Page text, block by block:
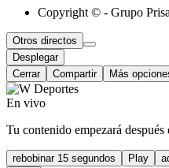
Copyright © - Grupo Prisa
Otros directos
Desplegar
Cerrar
Compartir Más
En vivo
Tu contenido empezará
rebobinar 15 segundos Play